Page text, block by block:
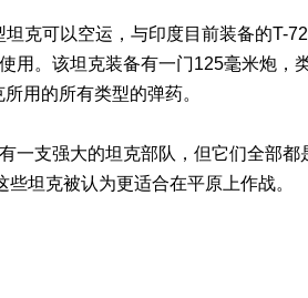
克可以空运，与印度目前装备的T-72
用。该坦克装备有一门125毫米炮，
用的所有类型的弹药。
支强大的坦克部队，但它们全部都
些坦克被认为更适合在平原上作战。